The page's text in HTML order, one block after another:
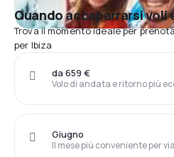
Quando accaparrarsi voli
Trova il momento ideale per
per Ibiza
Volo di andata e ritorno più
da 659 €
Il mese più conveniente per
Giugno